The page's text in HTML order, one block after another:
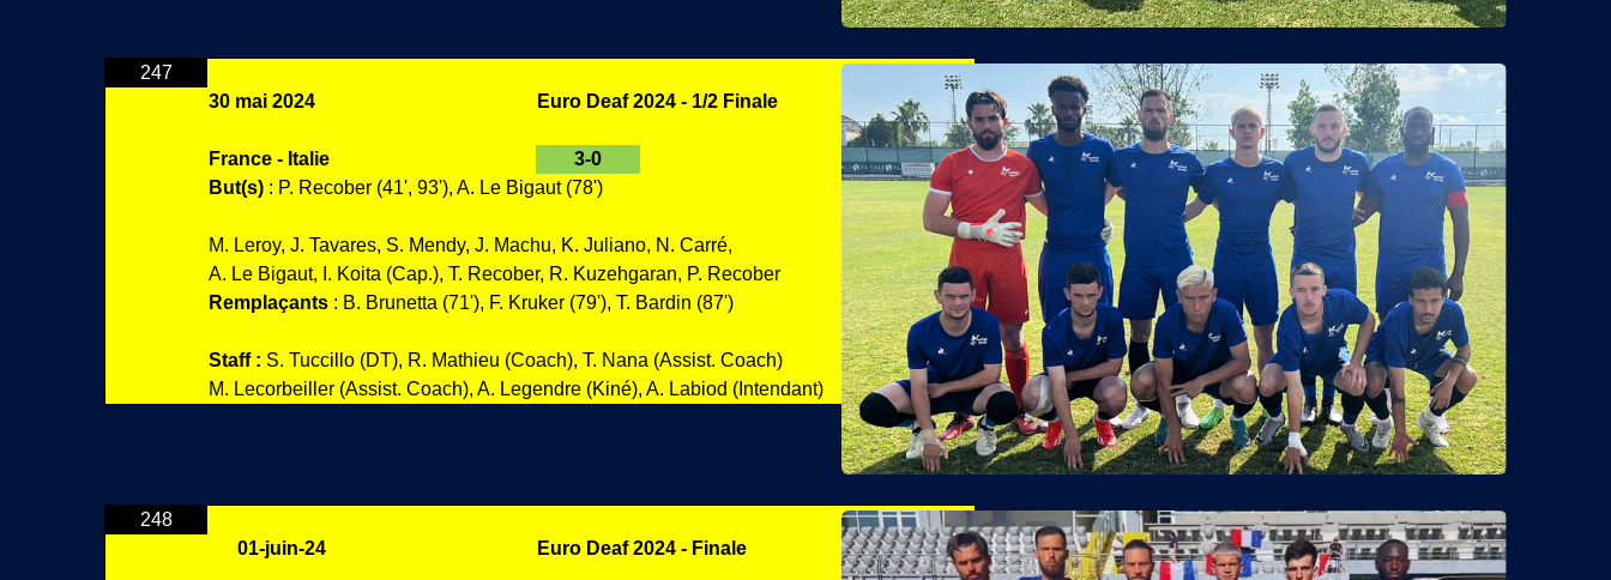
247
30 mai 2024
Euro Deaf 2024 - 1/2 Finale
France - Italie
3-0
But(s) : P. Recober (41', 93'), A. Le Bigaut (78')
M. Leroy, J. Tavares, S. Mendy, J. Machu, K. Juliano, N. Carré,
A. Le Bigaut, I. Koita (Cap.), T. Recober, R. Kuzehgaran, P. Recober
Remplaçants : B. Brunetta (71'), F. Kruker (79'), T. Bardin (87')
Staff : S. Tuccillo (DT), R. Mathieu (Coach), T. Nana (Assist. Coach)
M. Lecorbeiller (Assist. Coach), A. Legendre (Kiné), A. Labiod (Intendant)
248
01-juin-24
Euro Deaf 2024 - Finale